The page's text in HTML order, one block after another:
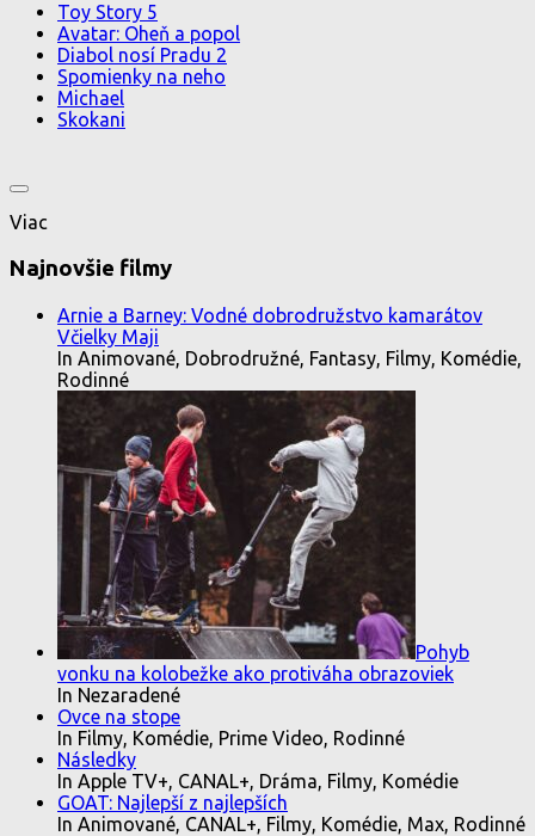
Toy Story 5
Avatar: Oheň a popol
Diabol nosí Pradu 2
Spomienky na neho
Michael
Skokani
Viac
Najnovšie filmy
Arnie a Barney: Vodné dobrodružstvo kamarátov
Včielky Maji
In Animované, Dobrodružné, Fantasy, Filmy, Komédie,
Rodinné
Pohyb
vonku na kolobežke ako protiváha obrazoviek
In Nezaradené
Ovce na stope
In Filmy, Komédie, Prime Video, Rodinné
Následky
In Apple TV+, CANAL+, Dráma, Filmy, Komédie
GOAT: Najlepší z najlepších
In Animované, CANAL+, Filmy, Komédie, Max, Rodinné